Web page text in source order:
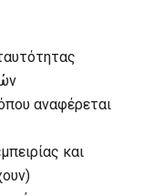
αναφέρεται
και